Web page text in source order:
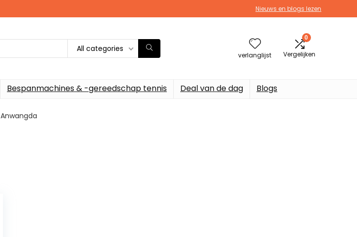
Nieuws en blogs lezen
All categories
verlanglijst
0
Vergelijken
Bespanmachines & -gereedschap tennis Deal van de dag Blogs
‎Anwangda